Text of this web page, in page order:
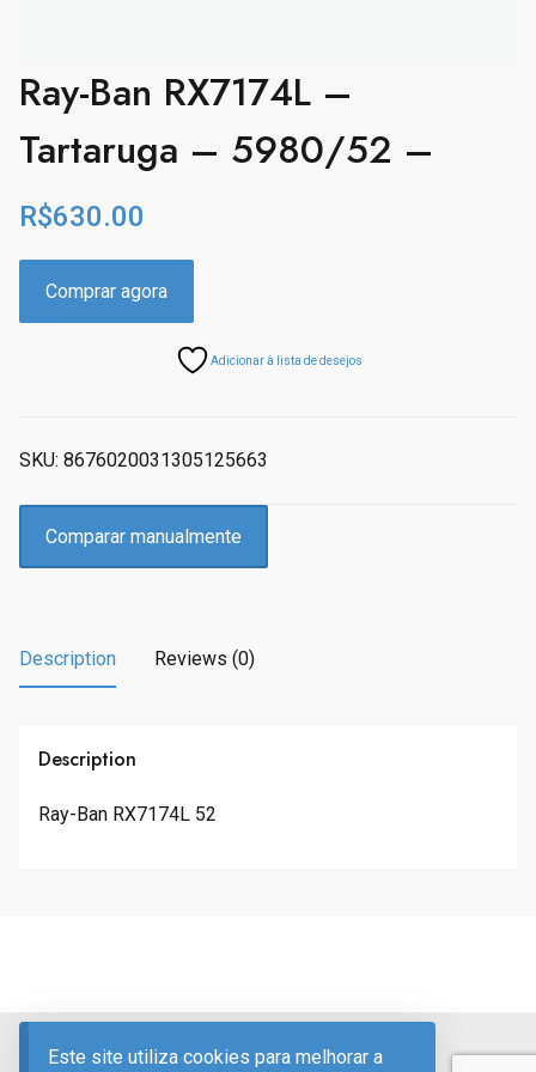
Este site utiliza cookies para melhorar a
Ray-Ban RX7174L –
Tartaruga – 5980/52 –
R$630.00
Comprar agora
Adicionar à lista de desejos
SKU: 8676020031305125663
Comparar manualmente
Description Reviews (0)
Description
Ray-Ban RX7174L 52